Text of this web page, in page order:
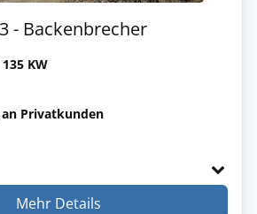
- Backenbrecher
135 KW
Privatkunden
Mehr Details